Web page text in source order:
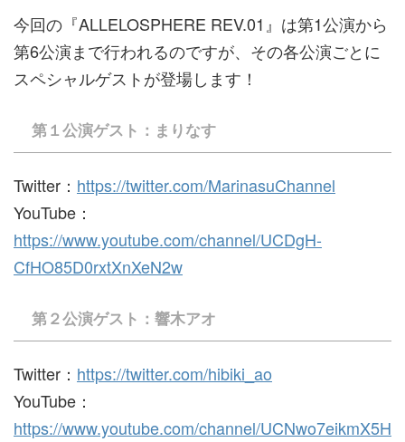
今回の 『ALLELOSPHERE REV.01』 は第1公演から
第6公演まで行われるのですが、その各公演ごとに
スペシャルゲストが登場します！
第１公演ゲスト：まりなす
Twitter： https://twitter.com/MarinasuChannel
YouTube：
https://www.youtube.com/channel/UCDgH-
CfHO85D0rxtXnXeN2w
第２公演ゲスト：響木アオ
Twitter： https://twitter.com/hibiki_ao
YouTube：
https://www.youtube.com/channel/UCNwo7eikmX5H